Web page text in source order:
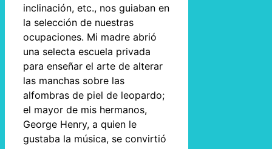
inclinación, etc., nos guiaban en
la selección de nuestras
ocupaciones. Mi madre abrió
una selecta escuela privada
para enseñar el arte de alterar
las manchas sobre las
alfombras de piel de leopardo;
el mayor de mis hermanos,
George Henry, a quien le
gustaba la música, se convirtió